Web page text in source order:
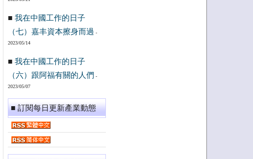
■ 我在中國工作的日子
（七）嘉丰資本擦身而過 -
2023/05/14
■ 我在中國工作的日子
（六）跟阿福有關的人們 -
2023/05/07
■ 訂閱每日更新產業動態